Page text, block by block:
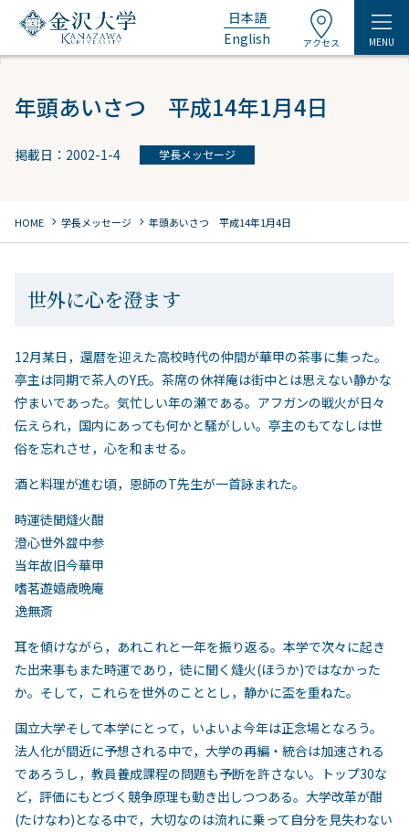
日本語
English
アクセス MENU
年頭あいさつ 平成14年1月4日
掲載日：2002-1-4 学長メッセージ
HOME chevron_right 学長メッセージ chevron_right 年頭あいさつ 平成14年1月4日
世外に心を澄ます
12月某日，還暦を迎えた高校時代の仲間が華甲の茶事に集った。
亭主は同期で茶人のY氏。茶席の休祥庵は街中とは思えない静かな
佇まいであった。気忙しい年の瀬である。アフガンの戦火が日々
伝えられ，国内にあっても何かと騒がしい。亭主のもてなしは世
俗を忘れさせ，心を和ませる。
酒と料理が進む頃，恩師のT先生が一首詠まれた。
時運徒聞熢火酣
澄心世外盌中参
当年故旧今華甲
嗜茗遊嬉歳晩庵
逸無斎
耳を傾けながら，あれこれと一年を振り返る。本学で次々に起き
た出来事もまた時運であり，徒に聞く熢火(ほうか)ではなかった
か。そして，これらを世外のこととし，静かに盃を重ねた。
国立大学そして本学にとって，いよいよ今年は正念場となろう。
法人化が間近に予想される中で，大学の再編・統合は加速される
であろうし，教員養成課程の問題も予断を許さない。トップ30な
ど，評価にもとづく競争原理も動き出しつつある。大学改革が酣
(たけなわ)となる中で，大切なのは流れに乗って自分を見失わない